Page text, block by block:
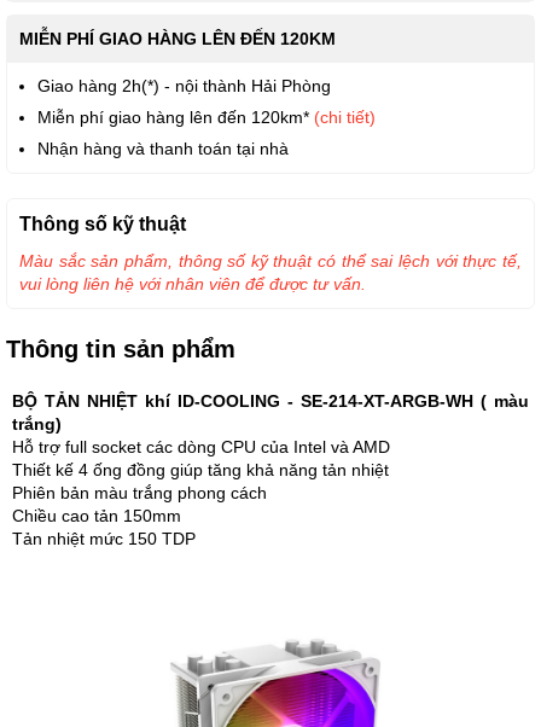
MIỄN PHÍ GIAO HÀNG LÊN ĐẾN 120KM
Giao hàng 2h(*) - nội thành Hải Phòng
Miễn phí giao hàng lên đến 120km* (chi tiết)
Nhận hàng và thanh toán tại nhà
Thông tin sản phẩm
BỘ TẢN NHIỆT khí ID-COOLING - SE-214-XT-ARGB-WH ( màu
trắng)
Hỗ trợ full socket các dòng CPU của Intel và AMD
Thiết kế 4 ống đồng giúp tăng khả năng tản nhiệt
Phiên bản màu trắng phong cách
Chiều cao tản 150mm
Tản nhiệt mức 150 TDP
Thông số kỹ thuật
Màu sắc sản phẩm, thông số kỹ thuật có thể sai lệch với thực tế,
vui lòng liên hệ với nhân viên để được tư vấn.